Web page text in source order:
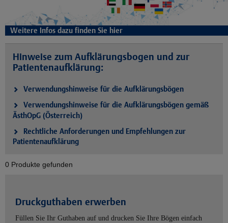
Weitere Infos dazu finden Sie hier
Hinweise zum Aufklärungsbogen und zur
Patientenaufklärung:
Verwendungshinweise für die Aufklärungsbögen
Verwendungshinweise für die Aufklärungsbögen gemäß
ÄsthOpG (Österreich)
Rechtliche Anforderungen und Empfehlungen zur
Patientenaufklärung
0 Produkte gefunden
Druckguthaben erwerben
Füllen Sie Ihr Guthaben auf und drucken Sie Ihre Bögen einfach